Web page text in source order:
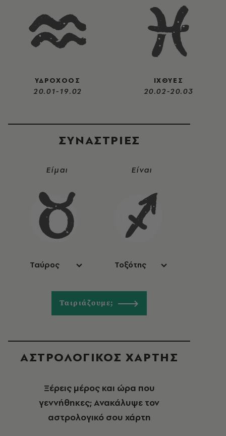
ΥΔΡΟΧΟΟΣ
20.01-19.02
ΙΧΘΥΕΣ
20.02-20.03
ΣΥΝΑΣΤΡIΕΣ
Είμαι
Ταύρος
Είναι
Τοξότης
Ταιριάζουμε;
ΑΣΤΡΟΛΟΓΙΚΟΣ ΧΑΡΤΗΣ
Ξέρεις μέρος και ώρα που
γεννήθηκες; Ανακάλυψε τον
αστρολογικό σου χάρτη